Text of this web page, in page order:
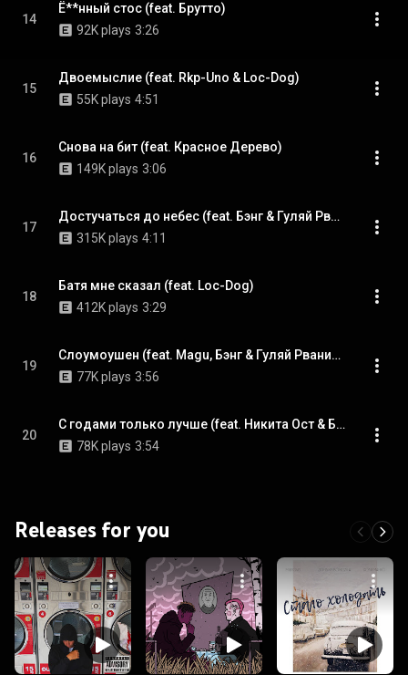
14
Ё**нный стос (feat. Брутто)
92K plays 3:26
15
Двоемыслие (feat. Rkp-Uno & Loc-Dog)
55K plays 4:51
16
Снова на бит (feat. Красное Дерево)
149K plays 3:06
17
Достучаться до небес (feat. Бэнг & Гуляй Рванина)
315K plays 4:11
18
Батя мне сказал (feat. Loc-Dog)
412K plays 3:29
19
Слоумоушен (feat. Magu, Бэнг & Гуляй Рванина)
77K plays 3:56
20
С годами только лучше (feat. Никита Ост & Бэнг)
78K plays 3:54
Releases for you